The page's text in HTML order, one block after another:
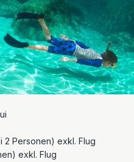
2 Personen) exkl. Flug
exkl. Flug